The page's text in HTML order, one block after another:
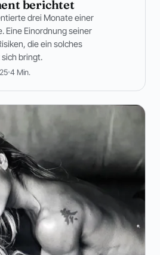
berichtet
drei Monate einer
Eine Einordnung seiner
die ein solches
bringt.
4 Min.